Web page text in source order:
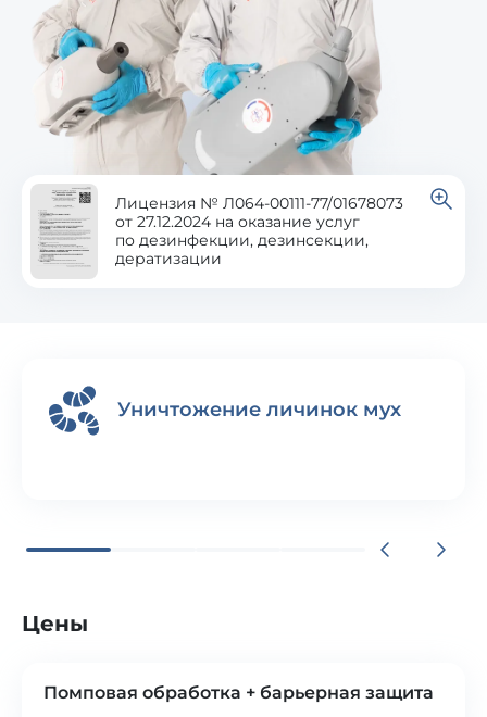
Лицензия № Л064-00111-77/01678073
от 27.12.2024 на оказание услуг
по дезинфекции, дезинсекции,
дератизации
Уничтожение личинок мух
Цены
Помповая обработка + барьерная защита